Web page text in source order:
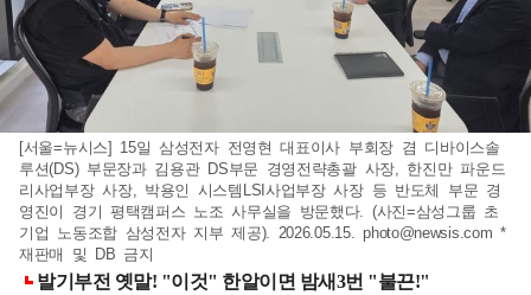
[서울=뉴시스] 15일 삼성전자 전영현 대표이사 부회장 겸 디바이스솔
루션(DS) 부문장과 김용관 DS부문 경영전략총괄 사장, 한진만 파운드
리사업부장 사장, 박용인 시스템LSI사업부장 사장 등 반도체 부문 경
영진이 경기 평택캠퍼스 노조 사무실을 방문했다. (사진=삼성그룹 초
기업 노동조합 삼성전자 지부 제공). 2026.05.15.photo@newsis.com *
재판매 및 DB 금지